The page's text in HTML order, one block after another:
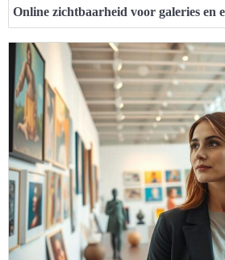
Online zichtbaarheid voor galeries en